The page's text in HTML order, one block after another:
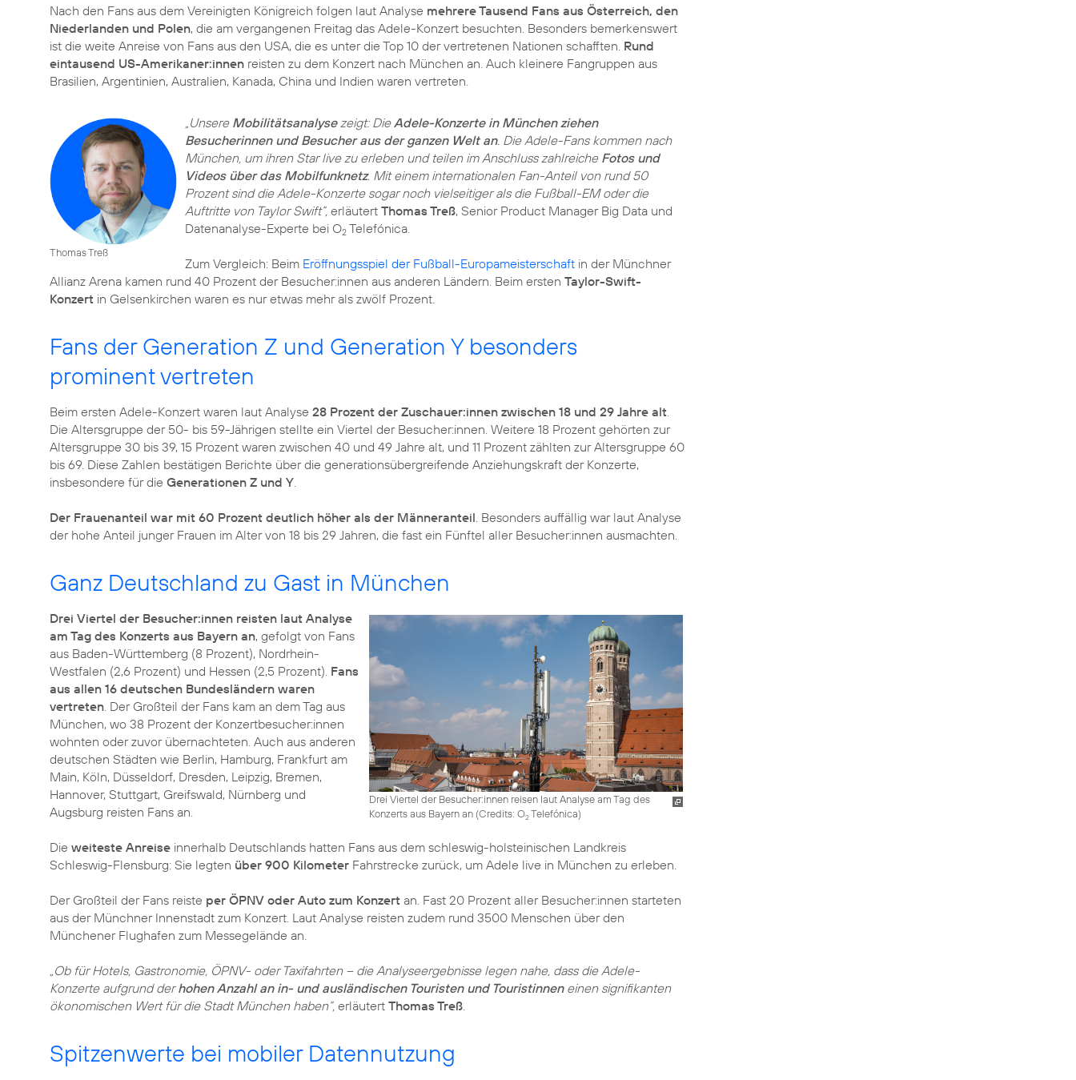
Nach den Fans aus dem Vereinigten Königreich folgen laut Analyse mehrere Tausend Fans aus Österreich, den
Niederlanden und Polen, die am vergangenen Freitag das Adele-Konzert besuchten. Besonders bemerkenswert
ist die weite Anreise von Fans aus den USA, die es unter die Top 10 der vertretenen Nationen schafften. Rund
eintausend US-Amerikaner:innen reisten zu dem Konzert nach München an. Auch kleinere Fangruppen aus
Brasilien, Argentinien, Australien, Kanada, China und Indien waren vertreten.
Thomas Treß
„Unsere Mobilitätsanalysezeigt: DieAdele-Konzerte in München ziehen
Besucherinnen und Besucher aus der ganzen Welt an. Die Adele-Fans kommen nach
München, um ihren Star live zu erleben und teilen im Anschluss zahlreiche Fotos und
Videos über das Mobilfunknetz. Mit einem internationalen Fan-Anteil von rund 50
Prozent sind die Adele-Konzerte sogar noch vielseitiger als die Fußball-EM oder die
Auftritte von Taylor Swift“,erläutert Thomas Treß, Senior Product Manager Big Data und
Datenanalyse-Experte bei O2Telefónica.
Zum Vergleich: Beim Eröffnungsspiel der Fußball-Europameisterschaftin der Münchner
Allianz Arena kamen rund 40 Prozent der Besucher:innen aus anderen Ländern. Beim ersten Taylor-Swift-
Konzert
Fans der Generation Z und Generation Y besonders
prominent vertreten
Beim ersten Adele-Konzert waren laut Analyse 28 Prozent der Zuschauer:innen zwischen 18 und 29 Jahre alt.
Die Altersgruppe der 50- bis 59-Jährigen stellte ein Viertel der Besucher:innen. Weitere 18 Prozent gehörten zur
Altersgruppe 30 bis 39, 15 Prozent waren zwischen 40 und 49 Jahre alt, und 11 Prozent zählten zur Altersgruppe 60
bis 69. Diese Zahlen bestätigen Berichte über die generationsübergreifende Anziehungskraft der Konzerte,
insbesondere für die Generationen Z und Y.
Der Frauenanteil war mit 60 Prozent deutlich höher als der Männeranteil. Besonders auffällig war laut Analyse
der hohe Anteil junger Frauen im Alter von 18 bis 29 Jahren, die fast ein Fünftel aller Besucher:innen ausmachten.
Ganz Deutschland zu Gast in München
Drei Viertel der Besucher:innen reisen laut Analyse am Tag des
Konzerts aus Bayern an (Credits: O2Telefónica)
Drei Viertel der Besucher:innen reisten laut Analyse
am Tag des Konzerts aus Bayern an, gefolgt von Fans
aus Baden-Württemberg (8 Prozent), Nordrhein-
Westfalen (2,6 Prozent) und Hessen (2,5 Prozent). Fans
aus allen 16 deutschen Bundesländern waren
vertreten. Der Großteil der Fans kam an dem Tag aus
München, wo 38 Prozent der Konzertbesucher:innen
wohnten oder zuvor übernachteten. Auch aus anderen
deutschen Städten wie Berlin, Hamburg, Frankfurt am
Main, Köln, Düsseldorf, Dresden, Leipzig, Bremen,
Hannover, Stuttgart, Greifswald, Nürnberg und
Augsburg reisten Fans an.
Die weiteste Anreise innerhalb Deutschlands hatten Fans aus dem schleswig-holsteinischen Landkreis
Schleswig-Flensburg: Sie legten über 900 Kilometer Fahrstrecke zurück, um Adele live in München zu erleben.
Der Großteil der Fans reiste per ÖPNV oder Auto zum Konzert an. Fast 20 Prozent aller Besucher:innen starteten
aus der Münchner Innenstadt zum Konzert. Laut Analyse reisten zudem rund 3500 Menschen über den
Münchener Flughafen zum Messegelände an.
„Ob für Hotels, Gastronomie, ÖPNV- oder Taxifahrten – die Analyseergebnisse legen nahe, dass die Adele-
Konzerte aufgrund derhohen Anzahl an in- und ausländischen Touristen und Touristinneneinen signifikanten
ökonomischen Wert für die Stadt München haben“, erläutert Thomas Treß.
Spitzenwerte bei mobiler Datennutzung